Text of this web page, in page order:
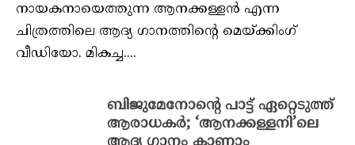
നായകനായെത്തുന്ന ആനക്കള്ളന്‍ എന്ന
ചിത്രത്തിലെ ആദ്യ ഗാനത്തിന്റെ മെയ്ക്കിംഗ്
വീഡിയോ. മികച്ച....
ബിജുമേനോന്റെ പാട്ട് ഏറ്റെടുത്ത്
ആരാധകര്‍; ‘ആനക്കള്ളനി’ലെ